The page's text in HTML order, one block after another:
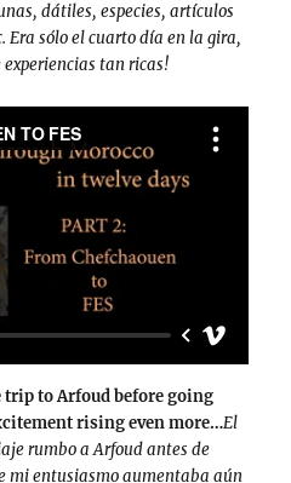
dátiles, especies, artículos
Era sólo el cuarto día en la gira,
tan ricas!
trip to Arfoud before going
rising even more…El
rumbo a Arfoud antes de
mi entusiasmo aumentaba aún